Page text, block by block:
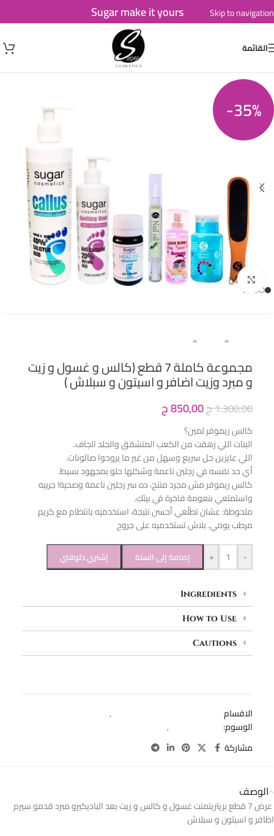
Skip to navigation
Skip to main content
Sugar make it yours
القائمة
-35%
Click to enlarge
»
»
مجموعة كاملة 7 قطع (كالس و غسول و زيت
و مبرد وزيت اضافر و اسيتون و سبلاش )
1.300,00ج850,00ج
كالس ريموفر لمين؟
البنات اللي زهقت من الكعب المتشقق والجلد الجاف.
اللي عايزين حل سريع وسهل من غير ما يروحوا صالونات.
أي حد نفسه في رجلين ناعمة وشكلها حلو بمجهود بسيط.
كالس ريموفر مش مجرد منتج، ده سر رجلين ناعمة وصحية! جربيه
واستمتعي بنعومة فاخرة في بيتكِ.
ملحوظة: عشان تطلّعي أحسن نتيجة، استخدميه بانتظام مع كريم
مرطب يومي. بلاش تستخدميه على جروح
-
+ إضافة إلى السلة إشتري دلوقتي
Ingredients
How to Use
Cautions
الاقسام ,
الوسوم:
,
مشاركة
الوصف
عرض 7 قطع بريتريتمنت غسول و كالس و زيت بعد الباديكيرو مبرد قدمو سيرم
اظافر و اسيتون و سبلاش